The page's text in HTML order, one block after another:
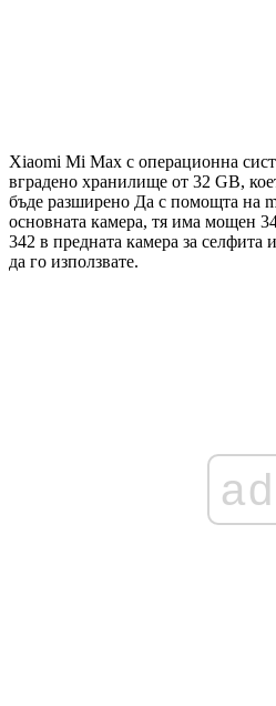
Xiaomi Mi Max с операционна
вградено хранилище от 32 GB,
бъде разширено Да с помощта на
основната камера, тя има мощен
342 в предната камера за селфита
да го използвате.
ad